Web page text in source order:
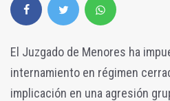
El Juzgado de Menores ha
internamiento en régimen
implicación en una agresión